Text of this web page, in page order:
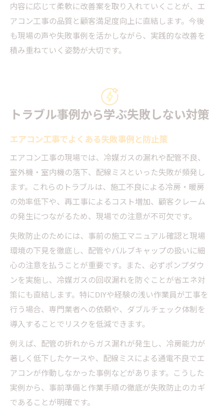
内容に応じて柔軟に改善案を取り入れていくことが、エ
アコン工事の品質と顧客満足度向上に直結します。今後
も現場の声や失敗事例を活かしながら、実践的な改善を
積み重ねていく姿勢が大切です。
トラブル事例から学ぶ失敗しない対策
エアコン工事でよくある失敗事例と防止策
エアコン工事の現場では、冷媒ガスの漏れや配管不良、
室外機・室内機の落下、配線ミスといった失敗が頻発し
ます。これらのトラブルは、施工不良による冷房・暖房
の効率低下や、再工事によるコスト増加、顧客クレーム
の発生につながるため、現場での注意が不可欠です。
失敗防止のためには、事前の施工マニュアル確認と現場
環境の下見を徹底し、配管やバルブキャップの扱いに細
心の注意を払うことが重要です。また、必ずポンプダウ
ンを実施し、冷媒ガスの回収漏れを防ぐことが省エネ対
策にも直結します。特にDIYや経験の浅い作業員が工事を
行う場合、専門業者への依頼や、ダブルチェック体制を
導入することでリスクを低減できます。
例えば、配管の折れからガス漏れが発生し、冷房能力が
著しく低下したケースや、配線ミスによる通電不良でエ
アコンが作動しなかった事例などがあります。こうした
実例から、事前準備と作業手順の徹底が失敗防止のカギ
であることが明確です。